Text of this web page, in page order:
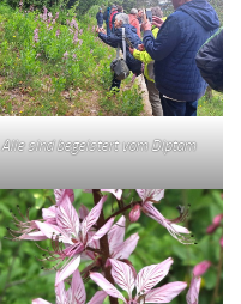
Alle sind begeistert vom Diptam